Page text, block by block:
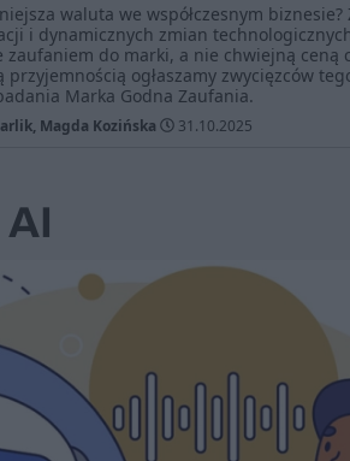
waluta we współczesnym
i dynamicznych zmian
zaufaniem do marki, a nie chwiejną
przyjemnością ogłaszamy zwycięzców
Marka Godna Zaufania.
Magda Kozińska 31.10.2025